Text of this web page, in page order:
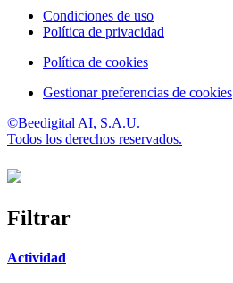
Condiciones de uso
Política de privacidad
Política de cookies
Gestionar preferencias de cookies
©Beedigital AI, S.A.U.
Todos los derechos reservados.
Filtrar
Actividad